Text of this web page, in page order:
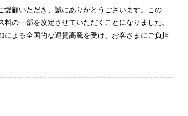
顧いただき、誠にありがとうございます。この
の一部を改定させていただくことになりました。
よる全国的な運賃高騰を受け、お客さまにご負担